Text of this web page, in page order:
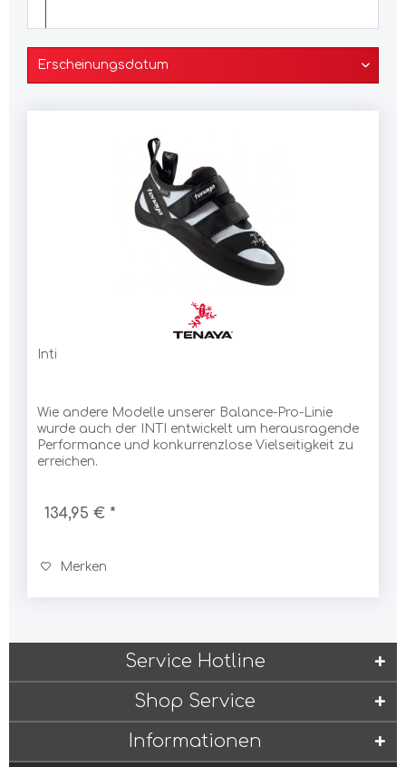
Inti
Wie andere Modelle unserer Balance-Pro-Linie
wurde auch der INTI entwickelt um herausragende
Performance und konkurrenzlose Vielseitigkeit zu
erreichen.
134,95 € *
Merken
Service Hotline
Shop Service
Informationen